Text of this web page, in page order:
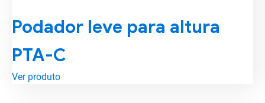
Podador leve para altura
PTA-C
Ver produto